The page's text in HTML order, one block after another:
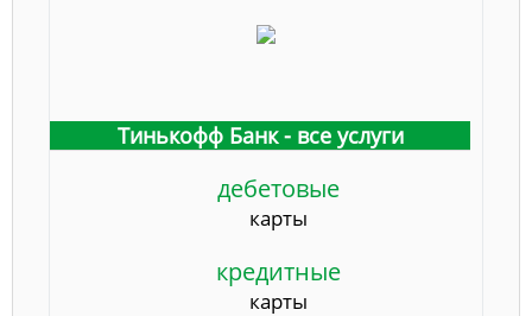
Тинькофф Банк - все услуги
дебетовые
карты
кредитные
карты